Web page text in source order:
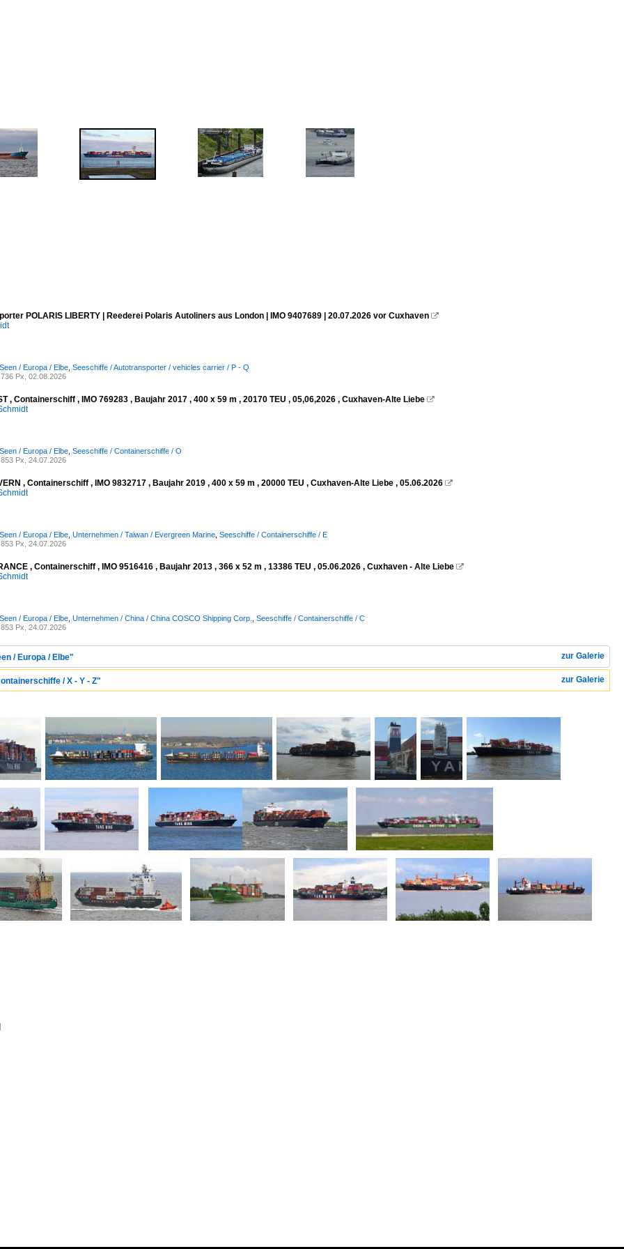
POLARIS LIBERTY | Reederei Polaris Autoliners aus London | IMO 9407689 | 20.07.2026 vor Cuxhaven 
/ Europa / Elbe Seeschiffe / Autotransporter / vehicles carrier / P - Q
Px, 02.08.2026
, Containerschiff , IMO 769283 , Baujahr 2017 , 400 x 59 m , 20170 TEU , 05,06,2026 , Cuxhaven-Alte Liebe 
/ Europa / Elbe Seeschiffe / Containerschiffe / O
Px, 24.07.2026
, Containerschiff , IMO 9832717 , Baujahr 2019 , 400 x 59 m , 20000 TEU , Cuxhaven-Alte Liebe , 05.06.2026 
/ Europa / Elbe Unternehmen / Taiwan / Evergreen Marine Seeschiffe / Containerschiffe / E
Px, 24.07.2026
, Containerschiff , IMO 9516416 , Baujahr 2013 , 366 x 52 m , 13386 TEU , 05.06.2026 , Cuxhaven - Alte Liebe 
/ Europa / Elbe Unternehmen / China / China COSCO Shipping Corp.
Seeschiffe / Containerschiffe / C
Px, 24.07.2026
zur Galerie
/ Europa / Elbe"
zur Galerie
/ X - Y - Z"